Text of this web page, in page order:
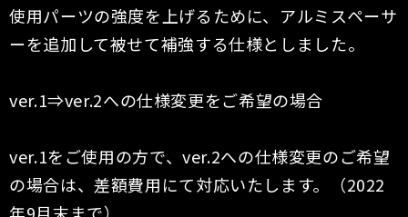
使用パーツの強度を上げるために、アルミスペーサ
ーを追加して被せて補強する仕様としました。
ver.1⇒ver.2への仕様変更をご希望の場合
ver.1をご使用の方で、ver.2への仕様変更のご希望
の場合は、差額費用にて対応いたします。（2022
年9月末まで）